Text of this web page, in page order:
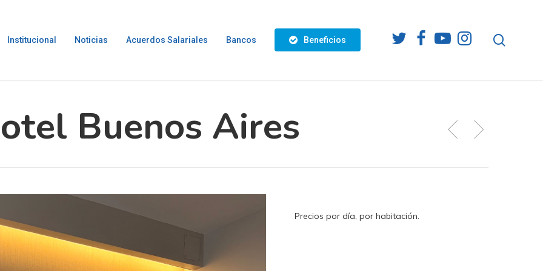
Institucional Noticias Acuerdos Salariales Bancos Beneficios
twitter facebookyoutubeinstagram
Buenos Aires
Precios por día, por habitación.